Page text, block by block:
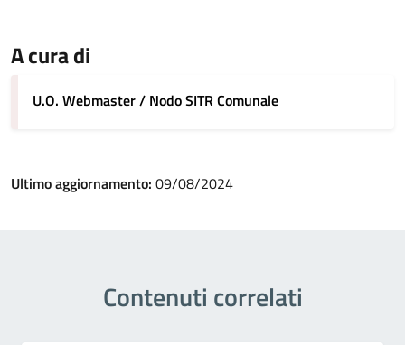
A cura di
U.O. Webmaster / Nodo SITR Comunale
Ultimo aggiornamento: 09/08/2024
Contenuti correlati